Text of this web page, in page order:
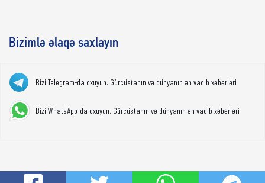
Bizimlə əlaqə saxlayın
Bizi Telegram-da oxuyun. Gürcüstanın və dünyanın ən vacib xəbərləri
Bizi WhatsApp-da oxuyun. Gürcüstanın və dünyanın ən vacib xəbərləri